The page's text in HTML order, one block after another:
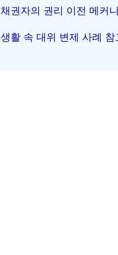
채권자의 권리 이전 메커
생활 속 대위 변제 사례 참